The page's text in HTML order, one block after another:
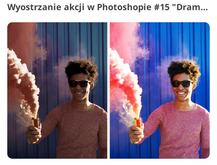
Wyostrzanie akcji w Photoshopie #15 "Dramatic Style"